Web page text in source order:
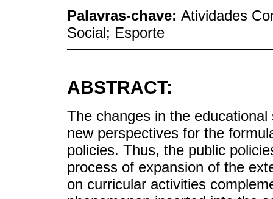
Palavras-chave: Atividades
Social; Esporte
ABSTRACT:
The changes in the
new perspectives for the
policies. Thus, the public
process of expansion of the
on curricular activities